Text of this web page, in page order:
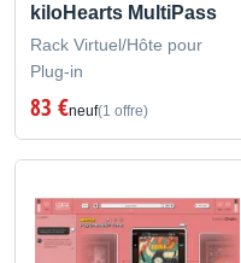
kiloHearts MultiPass
Rack Virtuel/Hôte pour
Plug-in
83 €neuf(1 offre)